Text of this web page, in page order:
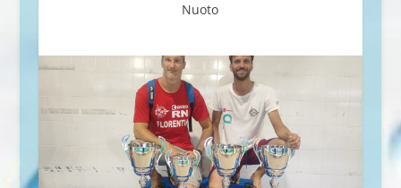
Nuoto